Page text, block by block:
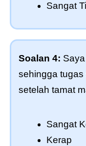
Sangat
Soalan 4:
sehingga
setelah tamat
Sangat
Kerap